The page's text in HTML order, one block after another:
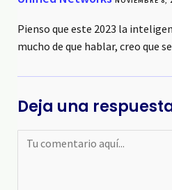
Pienso que este 2023 la
mucho de que hablar, creo que
Deja una